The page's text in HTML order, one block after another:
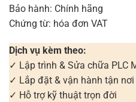
Bảo hành: Chính hãng
Chứng từ: hóa đơn VAT
Dịch vụ kèm theo:
✓ Lập trình & Sửa chữa PLC
✓ Lắp đặt & vận hành tận nơi
✓ Hỗ trợ kỹ thuật trọn đời